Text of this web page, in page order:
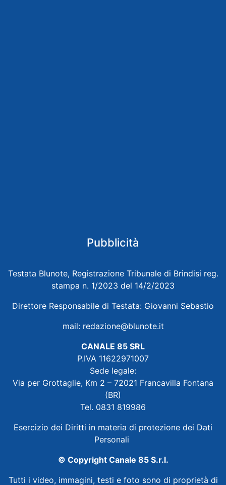
Pubblicità
Testata Blunote, Registrazione Tribunale di Brindisi reg.
stampa n. 1/2023 del 14/2/2023
Direttore Responsabile di Testata: Giovanni Sebastio
mail: redazione@blunote.it
CANALE 85 SRL
P.IVA 11622971007
Sede legale:
Via per Grottaglie, Km 2 – 72021 Francavilla Fontana
(BR)
Tel. 0831 819986
Esercizio dei Diritti in materia di protezione dei Dati
Personali
© Copyright Canale 85 S.r.l.
Tutti i video, immagini, testi e foto sono di proprietà di